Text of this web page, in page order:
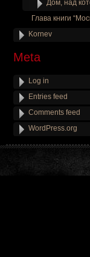
Дом, над
Глава книги
Kornev
Meta
Log in
Entries feed
Comments feed
WordPress.org